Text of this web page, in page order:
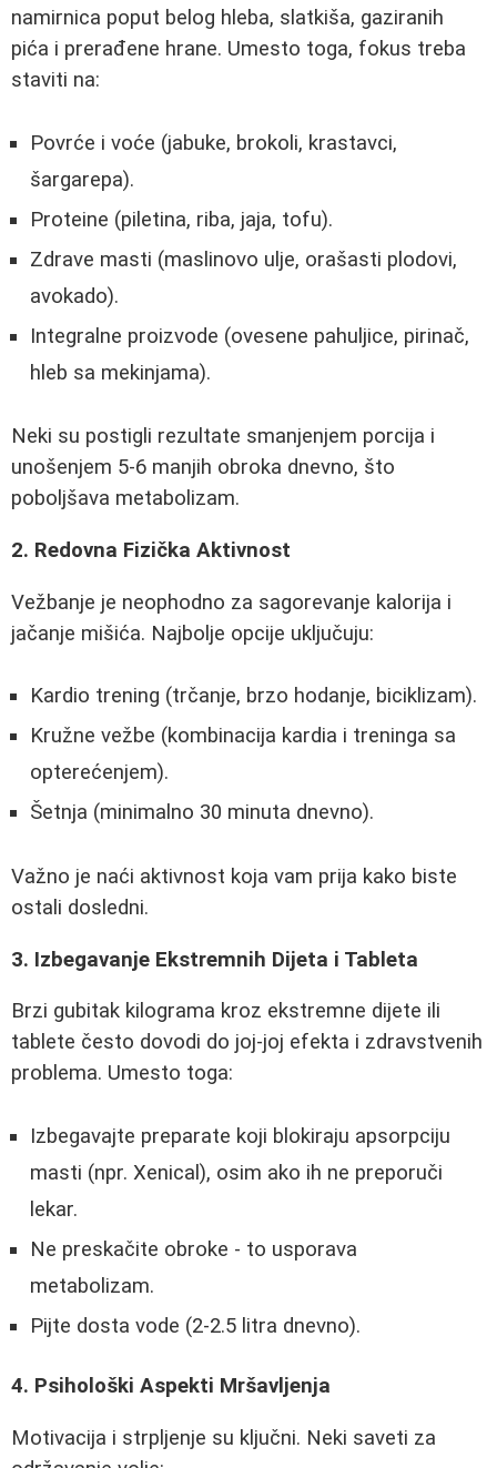
namirnica poput belog hleba, slatkiša, gaziranih
pića i prerađene hrane. Umesto toga, fokus treba
staviti na:
Povrće i voće (jabuke, brokoli, krastavci,
šargarepa).
Proteine (piletina, riba, jaja, tofu).
Zdrave masti (maslinovo ulje, orašasti plodovi,
avokado).
Integralne proizvode (ovesene pahuljice, pirinač,
hleb sa mekinjama).
Neki su postigli rezultate smanjenjem porcija i
unošenjem 5-6 manjih obroka dnevno, što
poboljšava metabolizam.
2. Redovna Fizička Aktivnost
Vežbanje je neophodno za sagorevanje kalorija i
jačanje mišića. Najbolje opcije uključuju:
Kardio trening (trčanje, brzo hodanje, biciklizam).
Kružne vežbe (kombinacija kardia i treninga sa
opterećenjem).
Šetnja (minimalno 30 minuta dnevno).
Važno je naći aktivnost koja vam prija kako biste
ostali dosledni.
3. Izbegavanje Ekstremnih Dijeta i Tableta
Brzi gubitak kilograma kroz ekstremne dijete ili
tablete često dovodi do joj-joj efekta i zdravstvenih
problema. Umesto toga:
Izbegavajte preparate koji blokiraju apsorpciju
masti (npr. Xenical), osim ako ih ne preporuči
lekar.
Ne preskačite obroke - to usporava
metabolizam.
Pijte dosta vode (2-2.5 litra dnevno).
4. Psihološki Aspekti Mršavljenja
Motivacija i strpljenje su ključni. Neki saveti za